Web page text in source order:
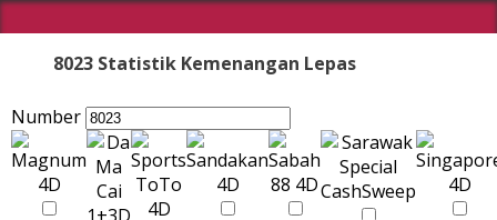
8023 Statistik Kemenangan Lepas
Number